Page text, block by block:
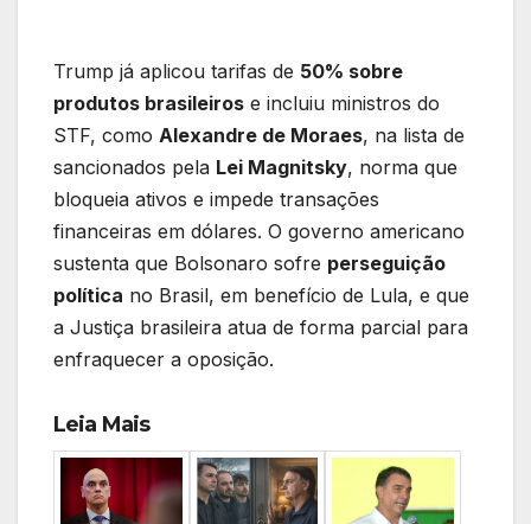
Trump já aplicou tarifas de 50% sobre
produtos brasileiros e incluiu ministros do
STF, como Alexandre de Moraes, na lista de
sancionados pela Lei Magnitsky, norma que
bloqueia ativos e impede transações
financeiras em dólares. O governo americano
sustenta que Bolsonaro sofre perseguição
política no Brasil, em benefício de Lula, e que
a Justiça brasileira atua de forma parcial para
enfraquecer a oposição.
Leia Mais